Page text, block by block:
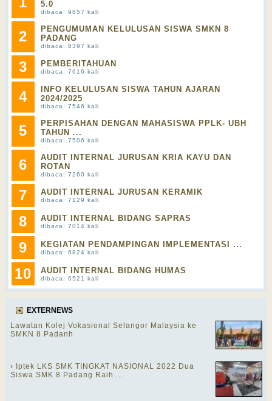
5.0
dibaca: 9857 kali
2
PENGUMUMAN KELULUSAN SISWA SMKN 8
PADANG
dibaca: 8397 kali
3 PEMBERITAHUAN
dibaca: 7616 kali
4
INFO KELULUSAN SISWA TAHUN AJARAN
2024/2025
dibaca: 7546 kali
5
PERPISAHAN DENGAN MAHASISWA PPLK- UBH
TAHUN ...
dibaca: 7506 kali
6
AUDIT INTERNAL JURUSAN KRIA KAYU DAN
ROTAN
dibaca: 7260 kali
7 AUDIT INTERNAL JURUSAN KERAMIK
dibaca: 7129 kali
8 AUDIT INTERNAL BIDANG SAPRAS
dibaca: 7014 kali
9 KEGIATAN PENDAMPINGAN IMPLEMENTASI ...
dibaca: 6824 kali
10 AUDIT INTERNAL BIDANG HUMAS
dibaca: 6521 kali
EXTERNEWS
Lawatan Kolej Vokasional Selangor Malaysia ke
SMKN 8 Padanh
› Iptek LKS SMK TINGKAT NASIONAL 2022 Dua
Siswa SMK 8 Padang Raih ...